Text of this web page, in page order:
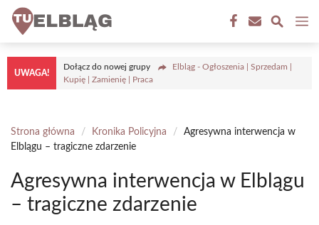
Przejdź
treści
UWAGA!
Dołącz do nowej grupy
Elbląg - Ogłoszenia | Sprzedam |
Kupię | Zamienię | Praca
Strona główna / Kronika Policyjna /
Agresywna interwencja w
Elblągu – tragiczne zdarzenie
Agresywna interwencja w Elblągu
– tragiczne zdarzenie